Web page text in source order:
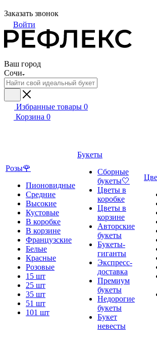
Заказать звонок
Войти
Ваш город
Сочи
Избранные товары 0
Корзина 0
Розы🌹
Пионовидные
Средние
Высокие
Кустовые
В коробке
В корзине
Французские
Белые
Красные
Розовые
15 шт
25 шт
35 шт
51 шт
101 шт
Букеты
Сборные
букеты🤍
Цветы в
коробке
Цветы в
корзине
Авторские
букеты
Букеты-
гиганты
Экспресс-
доставка
Премиум
букеты
Недорогие
букеты
Букет
невесты